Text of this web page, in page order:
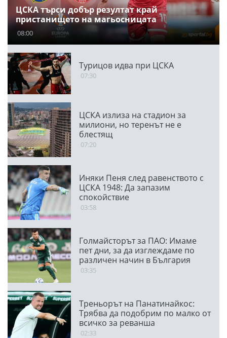
ЦСКА търси добър резултат край
пристанището на магьосницата
08:00
Турицов идва при ЦСКА
07:30
ЦСКА излиза на стадион за
милиони, но теренът не е
блестящ
07:20
Иняки Пеня след равенството с
ЦСКА 1948: Да запазим
спокойствие
03:58
Голмайсторът за ПАО: Имаме
пет дни, за да изглеждаме по
различен начин в България
03:35
Треньорът на Панатинайкос:
Трябва да подобрим по малко от
всичко за реванша
02:33